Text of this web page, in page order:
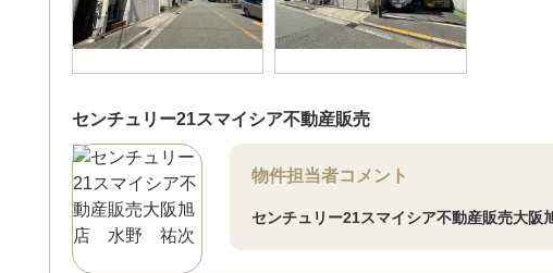
センチュリー21スマイシア不動産販売
物件担当者コメント
センチュリー21スマイシア不動産販売大